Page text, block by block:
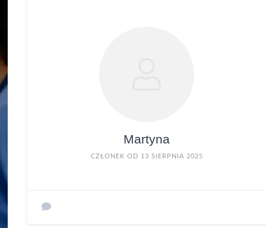
Martyna
CZŁONEK OD 13 SIERPNIA 2025